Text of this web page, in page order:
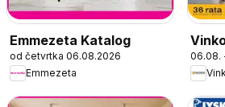
Emmezeta Katalog
od četvrtka 06.08.2026
Emmezeta
06.08.